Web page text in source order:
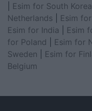
Esim for South Korea
Netherlands
Esim
Esim for India
Esim
for Poland
Esim for
Sweden
Esim for
Belgium